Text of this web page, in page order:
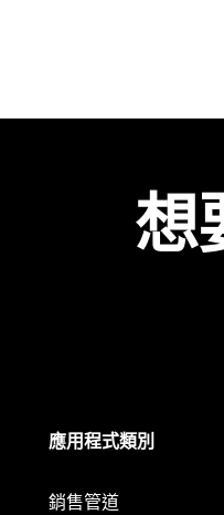
想
應用程式類別
銷售管道